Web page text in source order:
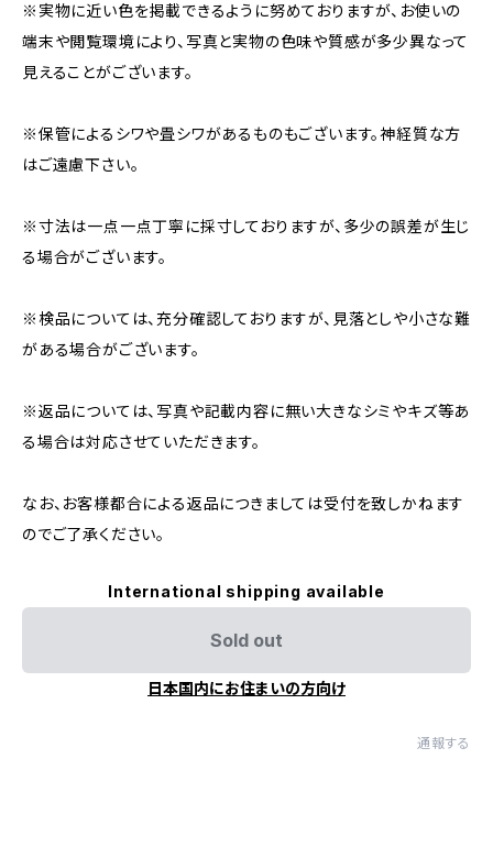
※実物に近い色を掲載できるように努めておりますが、お使いの
端末や閲覧環境により、写真と実物の色味や質感が多少異なって
見えることがございます。
※保管によるシワや畳シワがあるものもございます。神経質な方
はご遠慮下さい。
※寸法は一点一点丁寧に採寸しておりますが、多少の誤差が生じ
る場合がございます。
※検品については、充分確認しておりますが、見落としや小さな難
がある場合がございます。
※返品については、写真や記載内容に無い大きなシミやキズ等あ
る場合は対応させていただきます。
なお、お客様都合による返品につきましては受付を致しかねます
のでご了承ください。
International shipping available
Sold out
日本国内にお住まいの方向け
通報する